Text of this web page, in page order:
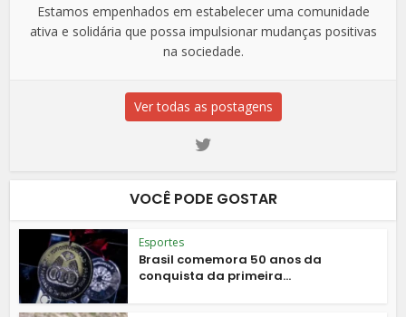
Estamos empenhados em estabelecer uma comunidade
ativa e solidária que possa impulsionar mudanças positivas
na sociedade.
Ver todas as postagens
VOCÊ PODE GOSTAR
Esportes
Brasil comemora 50 anos da
conquista da primeira...